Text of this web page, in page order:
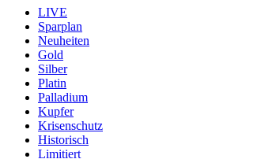
LIVE
Sparplan
Neuheiten
Gold
Silber
Platin
Palladium
Kupfer
Krisenschutz
Historisch
Limitiert